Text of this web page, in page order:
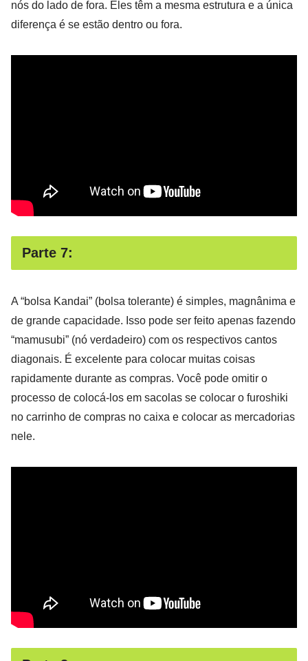
nós do lado de fora. Eles têm a mesma estrutura e a única
diferença é se estão dentro ou fora.
Parte 7:
A “bolsa Kandai” (bolsa tolerante) é simples, magnânima e
de grande capacidade. Isso pode ser feito apenas fazendo
“mamusubi” (nó verdadeiro) com os respectivos cantos
diagonais. É excelente para colocar muitas coisas
rapidamente durante as compras. Você pode omitir o
processo de colocá-los em sacolas se colocar o furoshiki
no carrinho de compras no caixa e colocar as mercadorias
nele.